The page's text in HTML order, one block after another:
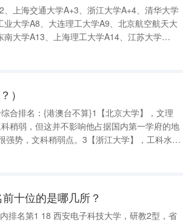
上海交通大学A+3、浙江大学A+4、清华大学
大学A8、大连理工大学A9、北京航空航天大
大学A13、上海理工大学A14、江苏大学
工大学A18、东北大学A19、北京科技大学
）
合排名：{港澳台不算}1【北京大学】，文理
稍弱，但这并不影响他占据国内第一学府的地
势，文科稍弱点。3【浙江大学】，工科水平
】，文科全国应该仅次于北大，理工科稍
十位的是哪几所？